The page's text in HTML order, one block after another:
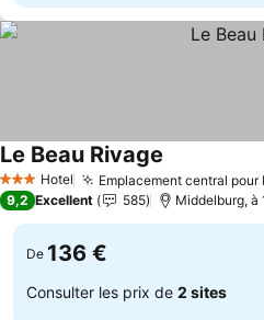
3 ÉtoilesHotel Emplacement central pour
Le Beau Rivage
9,2 Excellent 585 Middelburg, à
De 136 €
Consulter les prix de 2 sites